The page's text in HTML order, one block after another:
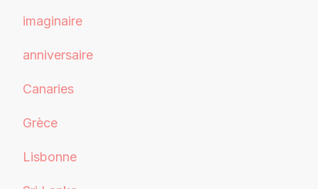
imaginaire
anniversaire
Canaries
Grèce
Lisbonne